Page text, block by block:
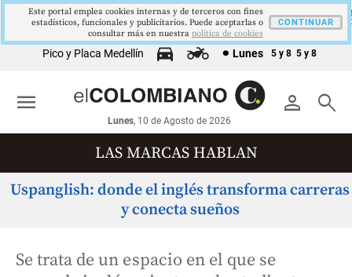
1621,34 pts
▲ 0.67
$4178
▲ 0.42
$3647
▼ 2.00
DESEMPLEO9,9 %
▼ 0.30
Pico y Placa Medellín Lunes 5 y 8 5 y 8
person search
Lunes, 10 de Agosto de 2026
menu
LAS MARCAS HABLAN
Uspanglish: donde el inglés transforma carreras
y conecta sueños
Se trata de un espacio en el que se
Este portal emplea cookies internas y de terceros con fines
estadísticos, funcionales y publicitarios. Puede aceptarlas o
consultar más en nuestra politica de cookies
CONTINUAR